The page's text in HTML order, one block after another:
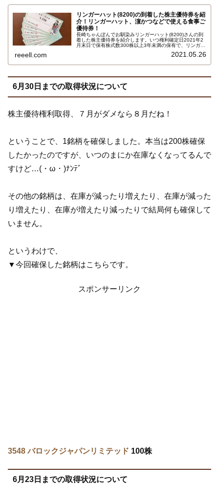
リンガーハット(8200)の到着した株主優待券を紹
介！リンガーハット、濵かつなどで使える食事ご
優待券！
長崎ちゃんぽんでお馴染みリンガーハット(8200)さんの到
着した株主優待券を紹介します。いつ権利確定日2021年2
月末日で保有株式数300株以上3年未満の保有で、リンガー
る食事ご優待券550円7枚合計3,850円相当です。詳しくは
reeell.com 2021.05.26
6月30日までの取得状況について
株主優待権利取得、７月がダメなら８月だね！
ということで、1銘柄を確保しました。本当は200株確保
したかったのですが、いつのまにか在庫なくなってるんで
すけど…(・ω・)ﾅﾝﾃﾞ
その他の銘柄は、在庫が減ったり増えたり、在庫が減った
り増えたり、在庫が増えたり減ったりで結局何も確保して
いません。
というわけで、
▼今回確保した銘柄はこちらです。
スポンサーリンク
3548 バロックジャパンリミテッド 100株
6月23日までの取得状況について